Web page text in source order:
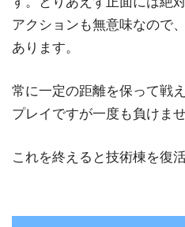
アクションも無意味なので
あります。
常に一定の距離を保って戦
プレイですが一度も負けま
これを終えると技術棟を復